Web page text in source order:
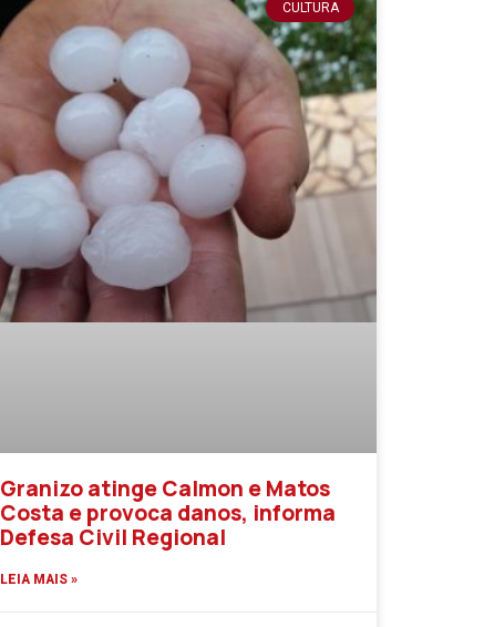
CULTURA
Granizo atinge Calmon e Matos
Costa e provoca danos, informa
Defesa Civil Regional
LEIA MAIS »